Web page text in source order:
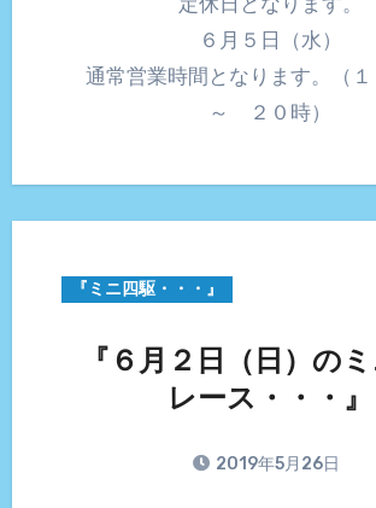
６月５日（水）
通常営業時間となります。（
～ ２０時）
『ミニ四駆・・・』
『６月２日（日）の
レース・・・』
2019年5月26日